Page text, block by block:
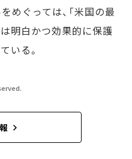
ぐっては、「米国の最
明白かつ効果的に保護
いる。